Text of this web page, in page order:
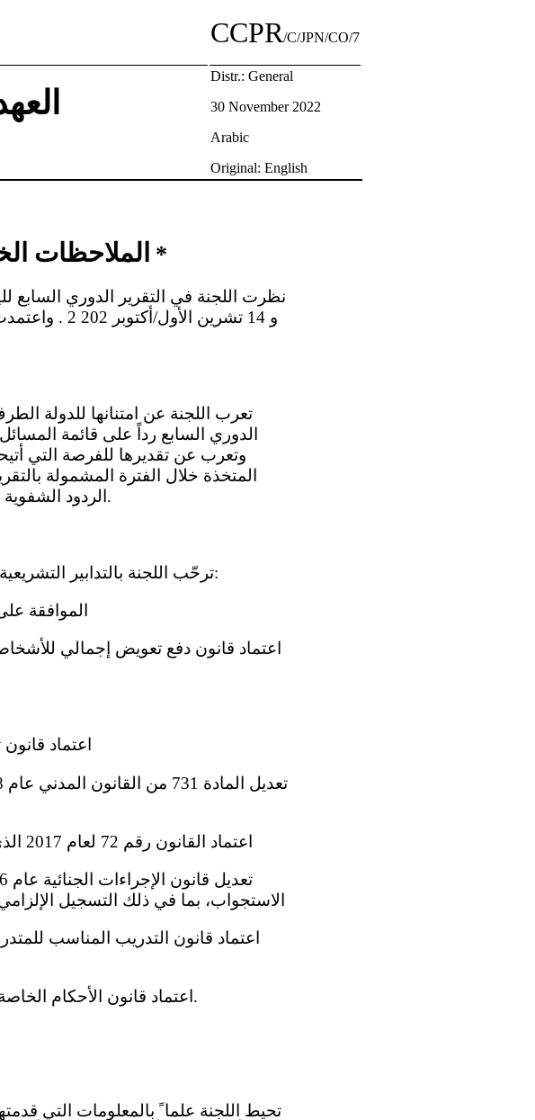
CCPR/C/JPN/CO/7
Distr.: General
30 November 2022
Arabic
Original: English
الملاحظات *
الدوري السابع رداً على قائمة
وتعرب عن تقديرها للفرصة التي
المتخذة خلال الفترة المشمولة
الردود الشفوية التي قدمها الوفد وعلى المعلومات التكميلية المقدمة إليها كتابة.
3 - ترحّب اللجنة بالتدابير التشريعية والمؤسسية والسياساتية التالية التي اتّخذتها الدولة الطرف:
(أ) الموافقة
(د) اعتماد
(و) اعتماد القانون رقم 72 لعام 2017 الذي يعدل جزئيا ً القانون الجنائي فيما يتعلق بالجرائم الجنسية؛
الاستجواب، بما في ذلك التسجيل
(ط) اعتماد قانون الأحكام الخاصة بالعمل الفرعي وساعات عمل أطباء الإصلاحيات ( 201 5 ).